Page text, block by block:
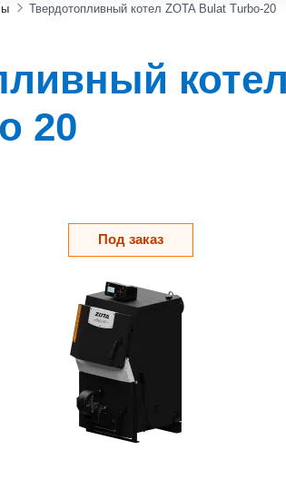
Твердотопливный котел ZOTA Bulat Turbo-20
20
Под заказ